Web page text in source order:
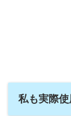
私も実際